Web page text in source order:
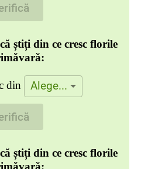
știți din ce cresc florile
din Alege...
știți din ce cresc florile